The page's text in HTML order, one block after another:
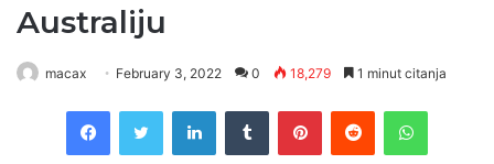
Australiju
macax February 3, 2022 0 18,279 1 minut citanja
FacebookTwitter LinkedInTumblr PinterestReddit